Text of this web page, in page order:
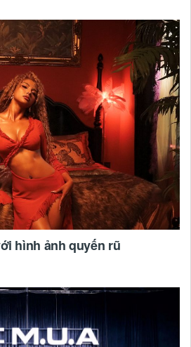
hình ảnh quyến rũ